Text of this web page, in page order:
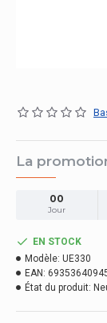
La
00
Jour
EN STOCK
Modèle: UE330
EAN:
État du produit: